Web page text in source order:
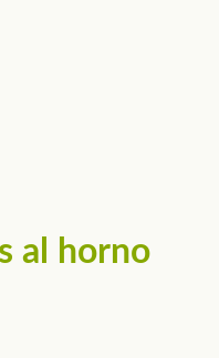
al horno